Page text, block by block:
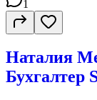
1
Наталия
Бухгалтер